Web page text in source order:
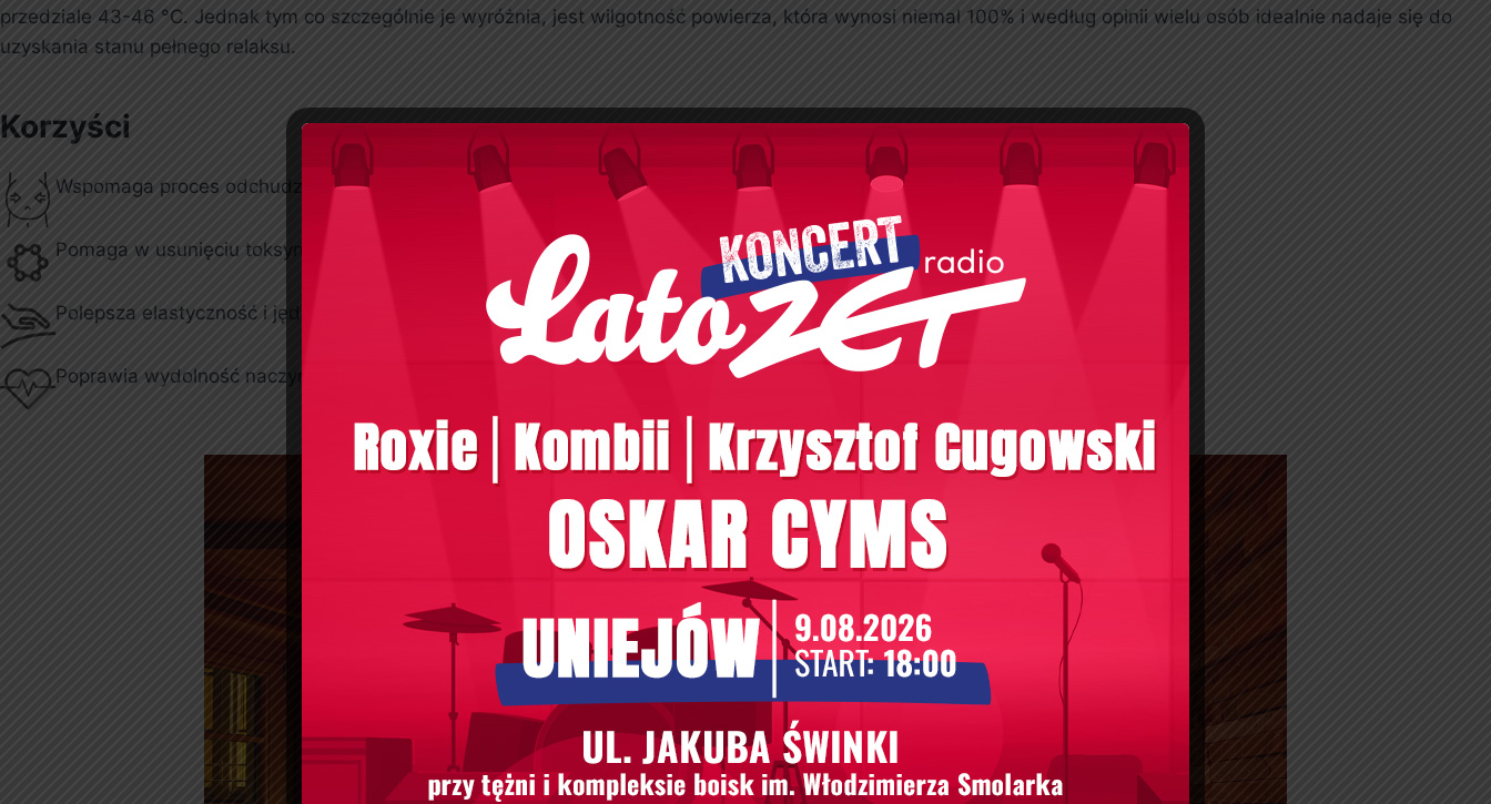
przedziale 43-46 °C. Jednak tym co szczególnie je wyróżnia, jest wilgotność powierza, która wynosi niemal 100% i według opinii wielu osób idealnie nadaje się do
uzyskania stanu pełnego relaksu.
Korzyści
Wspomaga proces odchudzania
Pomaga w usunięciu toksyn z organizmu
Polepsza elastyczność i jędrność skóry
Poprawia wydolność naczyniowo-sercową